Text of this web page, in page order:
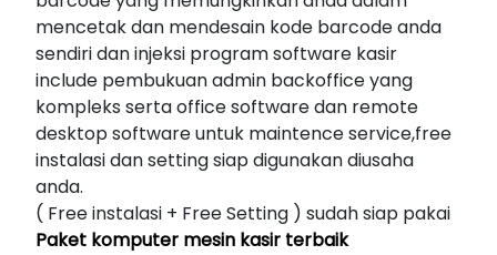
mencetak dan mendesain kode barcode anda
sendiri dan injeksi program software kasir
include pembukuan admin backoffice yang
kompleks serta office software dan remote
desktop software untuk maintence service,free
instalasi dan setting siap digunakan diusaha
anda.
( Free instalasi + Free Setting ) sudah siap pakai
Paket komputer mesin kasir terbaik